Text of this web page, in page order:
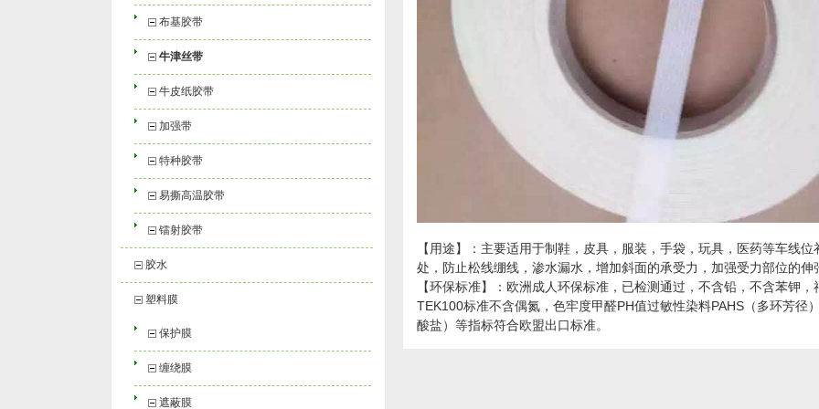
布基胶带
牛津丝带
牛皮纸胶带
加强带
特种胶带
易撕高温胶带
镭射胶带
胶水
塑料膜
保护膜
缠绕膜
遮蔽膜
【用途】：主要适用于制鞋，皮具，服装，手袋，玩具，医药等车线
处，防止松线绷线，渗水漏水，增加斜面的承受力，加强受力部位的
【环保标准】：欧洲成人环保标准，已检测通过，不含铅，不含苯钾
TEK100标准不含偶氮，色牢度甲醛PH值过敏性染料PAHS（多环芳径
酸盐）等指标符合欧盟出口标准。